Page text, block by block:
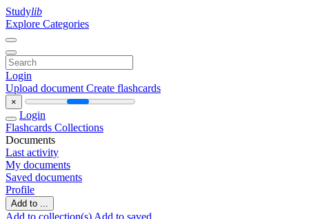
Studylib
Explore Categories
Login
Upload document Create flashcards
×
Login
Flashcards Collections
Documents
Last activity
My documents
Saved documents
Profile
Add to ...
Add to collection(s) Add to saved